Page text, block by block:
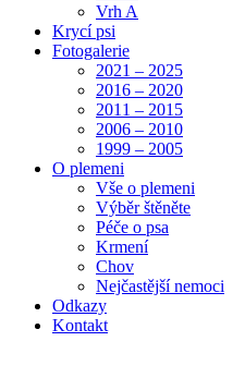
Vrh A
Krycí psi
Fotogalerie
2021 – 2025
2016 – 2020
2011 – 2015
2006 – 2010
1999 – 2005
O plemeni
Vše o plemeni
Výběr štěněte
Péče o psa
Krmení
Chov
Nejčastější nemoci
Odkazy
Kontakt